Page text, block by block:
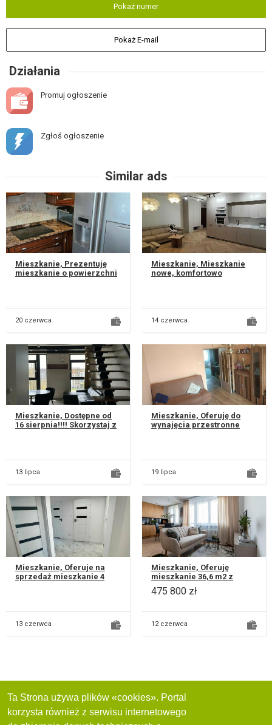
Pokaż numer
Pokaż E-mail
Działania
Promuj ogłoszenie
Zgłoś ogłoszenie
Similar ads
Mieszkanie, Prezentuję
mieszkanie o powierzchni
20 czerwca
Mieszkanie, Mieszkanie
nowe, komfortowo
14 czerwca
Mieszkanie, Dostępne od
16 sierpnia!!!! Skorzystaj z
13 lipca
Mieszkanie, Oferuję do
wynajęcia przestronne
19 lipca
Mieszkanie, Oferuje na
sprzedaż mieszkanie 4
13 czerwca
Mieszkanie, Oferuję
mieszkanie 36,6 m2 z
aneksem kuchennym oraz
sypialnią w dzielnicy
475 800 zł
12 czerwca
Ta Strona używa plików «cookies». Portal
korzysta również z serwisu internetowego